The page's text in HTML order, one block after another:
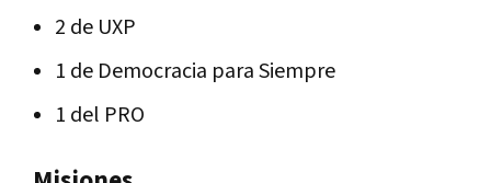
2 de UXP
1 de Democracia para Siempre
1 del PRO